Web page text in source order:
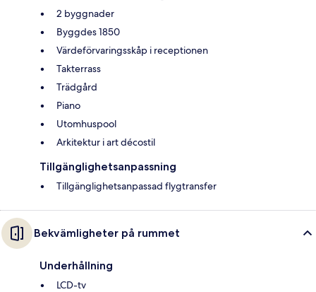
2 byggnader
Byggdes 1850
Värdeförvaringsskåp i receptionen
Takterrass
Trädgård
Piano
Utomhuspool
Arkitektur i art décostil
Tillgänglighetsanpassning
Tillgänglighetsanpassad flygtransfer
Bekvämligheter på rummet
Underhållning
LCD-tv